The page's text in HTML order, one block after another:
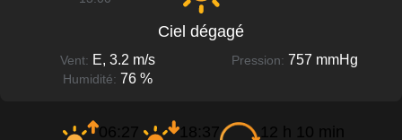
Ciel dégagé
Vent: E, 3.2 m/s Pression: 757 mmHg
Humidité: 76 %
06:27 18:37 12 h 10 min